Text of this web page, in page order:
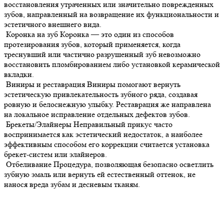
восстановления утраченных или значительно поврежденных
зубов, направленный на возвращение их функциональности и
эстетичного внешнего вида.
Коронка на зуб Коронка — это один из способов
протезирования зубов, который применяется, когда
треснувший или частично разрушенный зуб невозможно
восстановить пломбированием либо установкой керамической
вкладки.
Виниры и реставрация Виниры помогают вернуть
эстетическую привлекательность зубного ряда, создавая
ровную и белоснежную улыбку. Реставрация же направлена
на локальное исправление отдельных дефектов зубов.
Брекеты/Элайнеры Неправильный прикус часто
воспринимается как эстетический недостаток, а наиболее
эффективным способом его коррекции считается установка
брекет-систем или элайнеров.
Отбеливание Процедура, позволяющая безопасно осветлить
зубную эмаль или вернуть ей естественный оттенок, не
нанося вреда зубам и десневым тканям.